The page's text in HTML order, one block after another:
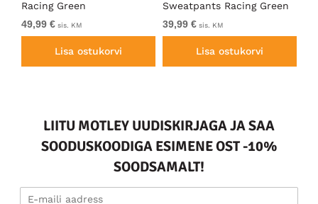
Racing Green
49,99 € sis. KM
Lisa ostukorvi
Sweatpants Racing Green
39,99 € sis. KM
Lisa ostukorvi
LIITU MOTLEY UUDISKIRJAGA JA SAA
SOODUSKOODIGA ESIMENE OST -10%
SOODSAMALT!